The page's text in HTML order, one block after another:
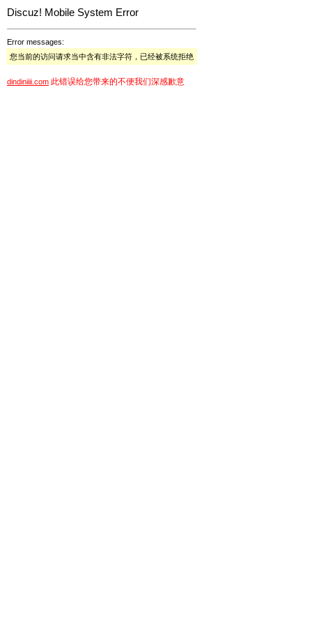
Discuz! Mobile System Error
Error messages:
您当前的访问请求当中含有非法字符，已经被系统拒绝
dindiniiii.com 此错误给您带来的不便我们深感歉意